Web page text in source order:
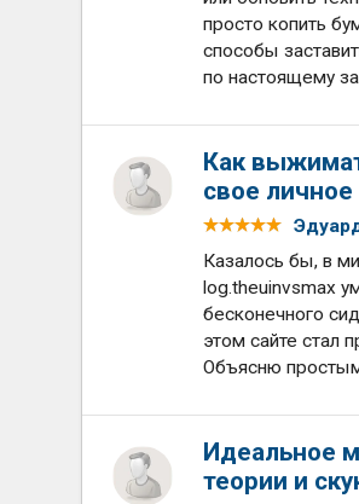
просто копить
способы
по настоящему
Как
свое
Казалось бы, в
log.theuinvsmax
бесконечного
этом сайте стал
Объясню
Идеальное
теории и